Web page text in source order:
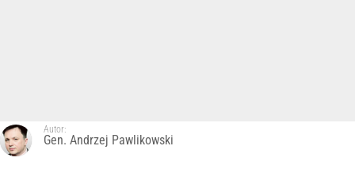
Autor:
Gen. Andrzej Pawlikowski